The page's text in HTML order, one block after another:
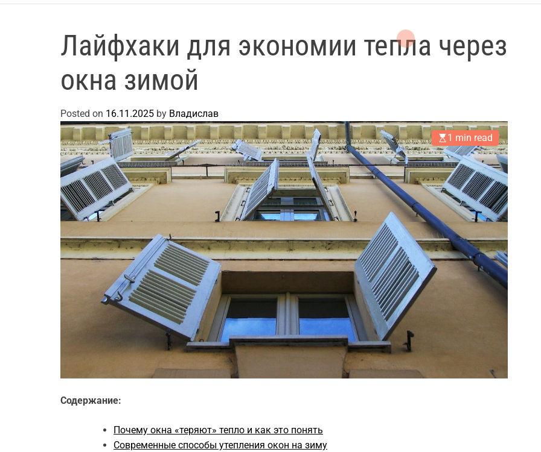
Лайфхаки для экономии тепла через
окна зимой
Posted on 16.11.2025 by Владислав
1 min read
Содержание:
Почему окна «теряют» тепло и как это понять
Современные способы утепления окон на зиму